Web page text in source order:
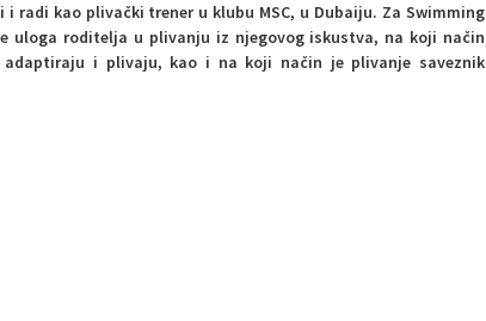
radi kao plivački trener u klubu MSC, u Dubaiju. Za Swimming
uloga roditelja u plivanju iz njegovog iskustva, na koji način
adaptiraju i plivaju, kao i na koji način je plivanje saveznik